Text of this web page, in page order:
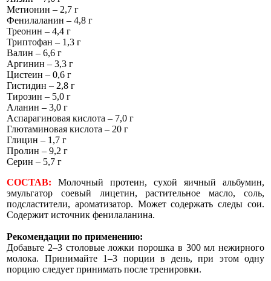
Метионин – 2,7 г
Фенилаланин – 4,8 г
Треонин – 4,4 г
Триптофан – 1,3 г
Валин – 6,6 г
Аргинин – 3,3 г
Цистеин – 0,6 г
Гистидин – 2,8 г
Тирозин – 5,0 г
Аланин – 3,0 г
Аспарагиновая кислота – 7,0 г
Глютаминовая кислота – 20 г
Глицин – 1,7 г
Пролин – 9,2 г
Серин – 5,7 г
СОСТАВ:
Молочный протеин, сухой яичный альбумин,
эмульгатор соевый лицетин, растительное масло, соль,
подсластители, ароматизатор. Может содержать следы сои.
Содержит источник фенилаланина.
Рекомендации по применению:
Добавьте 2–3 столовые ложки порошка в 300 мл нежирного
молока. Принимайте 1–3 порции в день, при этом одну
порцию следует принимать после тренировки.